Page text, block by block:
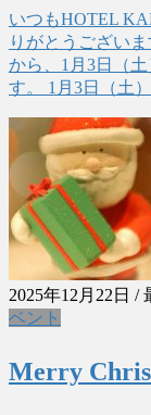
いつもHOTEL
りがとうござい
から、1月3日（
す。 1月3日（土
2025年12月22日 /
ベント
Merry